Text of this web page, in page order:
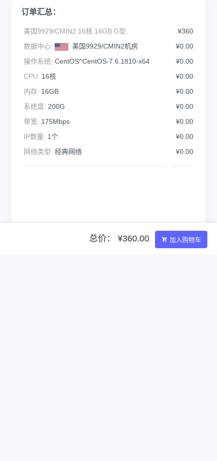
订单汇总：
美国9929/CMIN2 16核 16GB G型:
¥360
数据中心:
美国9929/CMIN2机房
¥0.00
操作系统: CentOS^CentOS-7.6.1810-x64
¥0.00
CPU: 16核
¥0.00
内存: 16GB
¥0.00
系统盘: 200G
¥0.00
带宽: 175Mbps
¥0.00
IP数量: 1个
¥0.00
网络类型: 经典网络 ¥0.00
总价： ¥360.00 加入购物车